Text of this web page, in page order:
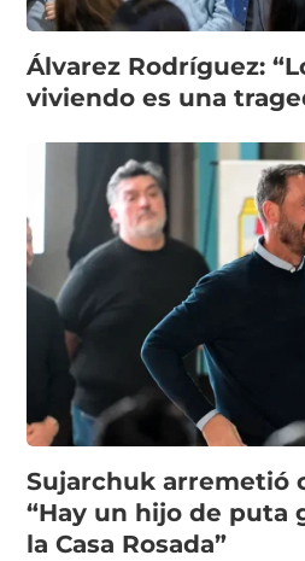
Álvarez Rodríguez:
viviendo es una
Sujarchuk arremetió
“Hay un hijo de puta
la Casa Rosada”